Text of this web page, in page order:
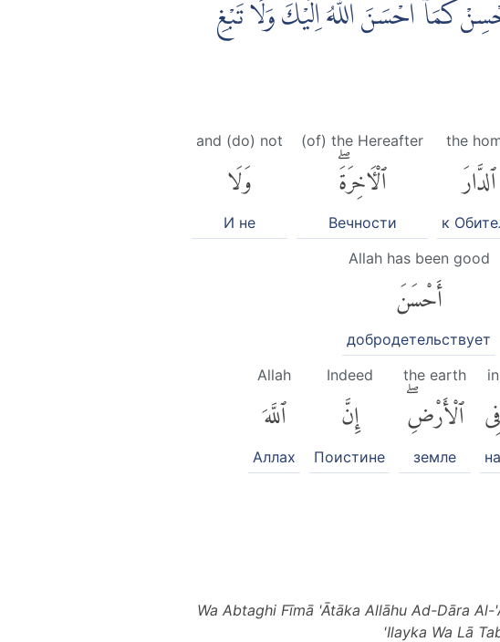
كَمَآ اَحْسَنَ اللّٰهُ اِلَيْكَ وَلَا تَبْغِ
the
ٱلدَّارَ
к
(of) the Hereafter
ٱلْءَاخِرَةَۖ
Вечности
and (do) not
وَلَا
И не
Allah has been good
أَحْسَنَ
добродетельствует
in
فِى
на
the earth
ٱلْأَرْضِۖ
земле
Indeed
إِنَّ
Поистине
Allah
ٱللَّهَ
Аллах
Wa Abtaghi Fīmā 'Ātāka Allāhu Ad-Dāra
'Ilayka Wa Lā